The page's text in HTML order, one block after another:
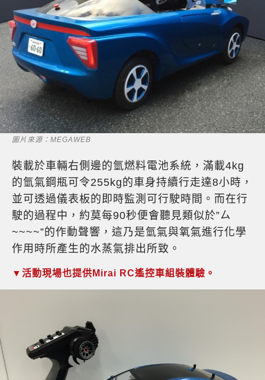
圖片來源：MEGAWEB
裝載於車輛右側邊的氫燃料電池系統，滿載4kg
的氫氣鋼瓶可令255kg的車身持續行走達8小時，
並可透過儀表板的即時監測可行駛時間。而在行
駛的過程中，約莫每90秒便會聽見類似於”ㄙ
~~~~”的作動聲響，這乃是氫氣與氧氣進行化學
作用時所產生的水蒸氣排出所致。
▼活動現場也提供Mirai RC遙控車組裝體驗。